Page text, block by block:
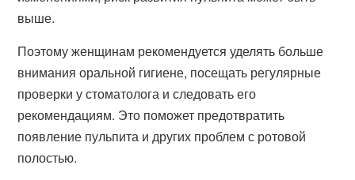
выше.
Поэтому женщинам рекомендуется уделять больше
внимания оральной гигиене, посещать регулярные
проверки у стоматолога и следовать его
рекомендациям. Это поможет предотвратить
появление пульпита и других проблем с ротовой
полостью.